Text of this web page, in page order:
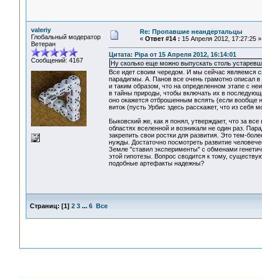
valeriy
Глобальный модератор
Ветеран
Сообщений: 4167
Re: Пропавшие неандертальцы
« Ответ #14 : 15 Апреля 2012, 17:27:25 »
Цитата: Pipa от 15 Апреля 2012, 16:14:01
Ну сколько еще можно выпускать столь
Все идет своим чередом. И мы сейчас являемся
парадигмы. А. Панов все очень грамотно описал в
и таким образом, что на определенном этапе с
в тайны природы, чтобы включать их в
оно окажется отброшенным вспять (если вообще
виток (пусть Урбис здесь расскажет, что из себя
Быковский же, как я понял, утверждает, что за
областях вселенной и возникали не один раз.
закрепить свои ростки для развития. Это тем-
нужды. Достаточно посмотреть развитие
Земле "ставил эксперименты" с обменами
этой гипотезы. Вопрос сводится к тому,
подобные артефакты надежны?
Страниц: [1] 2 3 ... 6 Все